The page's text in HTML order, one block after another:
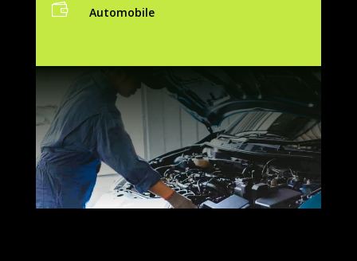
 Automobile